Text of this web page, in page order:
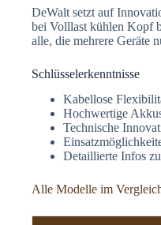
DeWalt setzt auf
bei Volllast kühlen Kopf
alle, die mehrere Geräte
Schlüsselerkenntnisse
Kabellose
Hochwertige
Technische
Detaillierte Infos
Alle Modelle im